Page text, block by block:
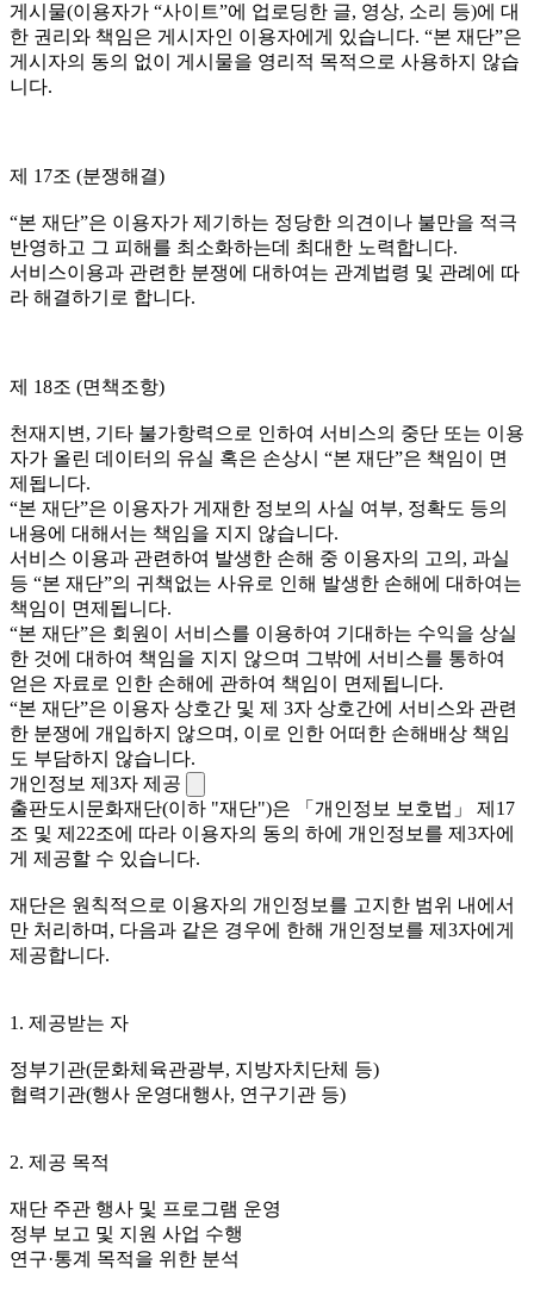
게시물(이용자가 “사이트”에 업로딩한 글, 영상, 소리 등)에 대
한 권리와 책임은 게시자인 이용자에게 있습니다. “본 재단”은
게시자의 동의 없이 게시물을 영리적 목적으로 사용하지 않습
니다.
제 17조 (분쟁해결)
“본 재단”은 이용자가 제기하는 정당한 의견이나 불만을 적극
반영하고 그 피해를 최소화하는데 최대한 노력합니다.
서비스이용과 관련한 분쟁에 대하여는 관계법령 및 관례에 따
라 해결하기로 합니다.
제 18조 (면책조항)
천재지변, 기타 불가항력으로 인하여 서비스의 중단 또는 이용
자가 올린 데이터의 유실 혹은 손상시 “본 재단”은 책임이 면
제됩니다.
“본 재단”은 이용자가 게재한 정보의 사실 여부, 정확도 등의
내용에 대해서는 책임을 지지 않습니다.
서비스 이용과 관련하여 발생한 손해 중 이용자의 고의, 과실
등 “본 재단”의 귀책없는 사유로 인해 발생한 손해에 대하여는
책임이 면제됩니다.
“본 재단”은 회원이 서비스를 이용하여 기대하는 수익을 상실
한 것에 대하여 책임을 지지 않으며 그밖에 서비스를 통하여
얻은 자료로 인한 손해에 관하여 책임이 면제됩니다.
“본 재단”은 이용자 상호간 및 제 3자 상호간에 서비스와 관련
한 분쟁에 개입하지 않으며, 이로 인한 어떠한 손해배상 책임
도 부담하지 않습니다.
개인정보 제3자 제공
출판도시문화재단(이하 "재단")은 「개인정보 보호법」 제17
조 및 제22조에 따라 이용자의 동의 하에 개인정보를 제3자에
게 제공할 수 있습니다.
재단은 원칙적으로 이용자의 개인정보를 고지한 범위 내에서
만 처리하며, 다음과 같은 경우에 한해 개인정보를 제3자에게
제공합니다.
1. 제공받는 자
정부기관(문화체육관광부, 지방자치단체 등)
협력기관(행사 운영대행사, 연구기관 등)
2. 제공 목적
재단 주관 행사 및 프로그램 운영
정부 보고 및 지원 사업 수행
연구·통계 목적을 위한 분석